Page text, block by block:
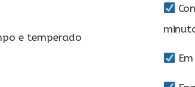
e temperado